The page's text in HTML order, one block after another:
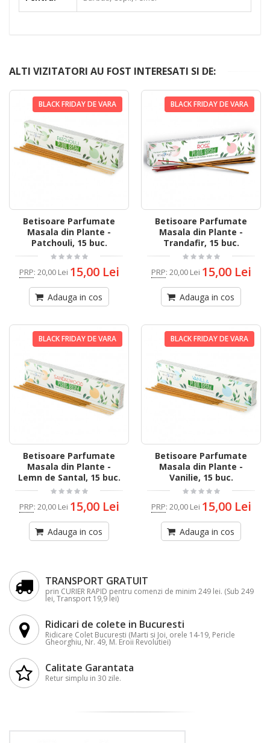
ALTI VIZITATORI AU FOST INTERESATI SI DE:
BLACK FRIDAY DE VARA
Betisoare Parfumate
Masala din Plante -
Patchouli, 15 buc.
PRP: 20,00 Lei 15,00 Lei
Adauga in cos
BLACK FRIDAY DE VARA
Betisoare Parfumate
Masala din Plante -
Trandafir, 15 buc.
PRP: 20,00 Lei 15,00 Lei
Adauga in cos
BLACK FRIDAY DE VARA
Betisoare Parfumate
Masala din Plante -
Lemn de Santal, 15 buc.
PRP: 20,00 Lei 15,00 Lei
Adauga in cos
BLACK FRIDAY DE VARA
Betisoare Parfumate
Masala din Plante -
Vanilie, 15 buc.
PRP: 20,00 Lei 15,00 Lei
Adauga in cos
TRANSPORT GRATUIT
prin CURIER RAPID pentru comenzi de minim 249 lei. (Sub 249
lei, Transport 19,9 lei)
Ridicari de colete in Bucuresti
Ridicare Colet Bucuresti (Marti si Joi, orele 14-19, Pericle
Gheorghiu, Nr. 49, M. Eroii Revolutiei)
Calitate Garantata
Retur simplu in 30 zile.